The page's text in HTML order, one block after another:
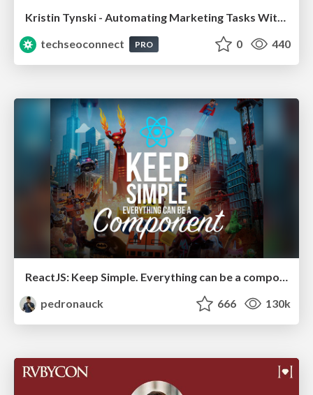
techseoconnect
PRO 0 440
ReactJS: Keep Simple. Everything can be a component!
pedronauck
666 130k